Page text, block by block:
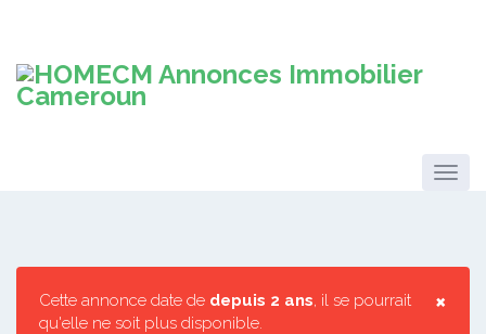
×
Cette annonce date de depuis 2 ans, il se pourrait
qu'elle ne soit plus disponible.